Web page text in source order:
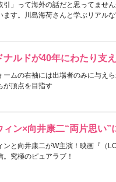
引」って海外の話だと思ってませ
ます。川島海荷さんと学ぶリアルな
ナルドが40年にわたり支
ームの右袖には出場者のみに与え
が頂点を目指す
ィン×向井康二“両片思い”
ンと向井康二がW主演！映画『（
。究極のピュアラブ！